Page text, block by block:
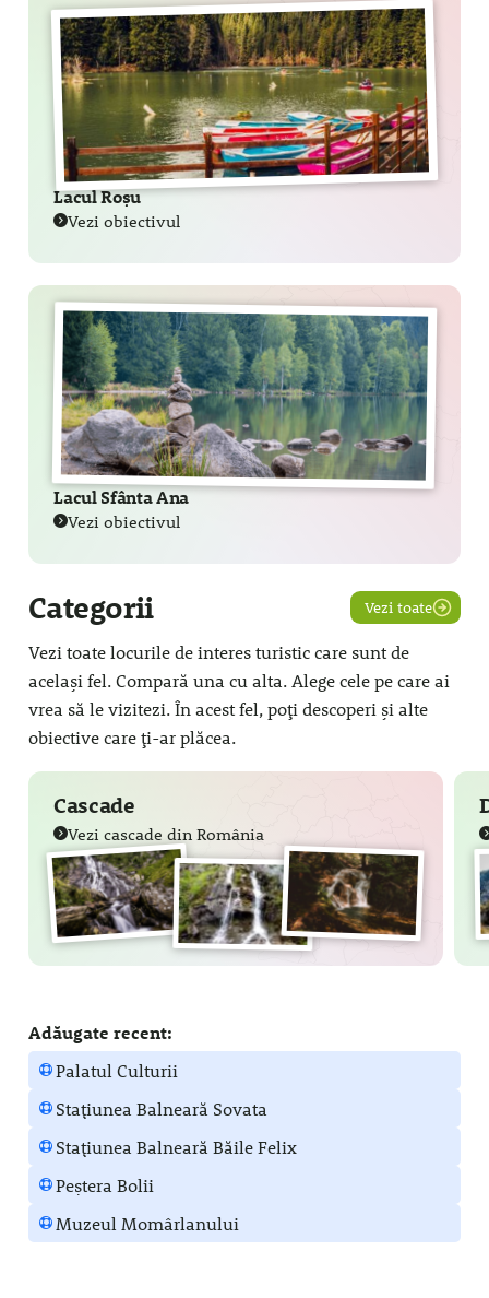
Lacul Roșu
Vezi obiectivul
Lacul Sfânta Ana
Vezi obiectivul
Categorii Vezi toate
Vezi toate locurile de interes turistic care sunt de
același fel. Compară una cu alta. Alege cele pe care ai
vrea să le vizitezi. În acest fel, poți descoperi și alte
obiective care ți-ar plăcea.
Cascade
Vezi cascade din România
Adăugate recent:
Palatul Culturii
Stațiunea Balneară Sovata
Stațiunea Balneară Băile Felix
Peștera Bolii
Muzeul Momârlanului